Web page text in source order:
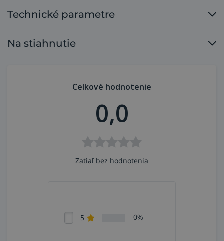
Technické parametre
Na stiahnutie
Celkové hodnotenie
0,0
Zatiaľ bez hodnotenia
5 0%